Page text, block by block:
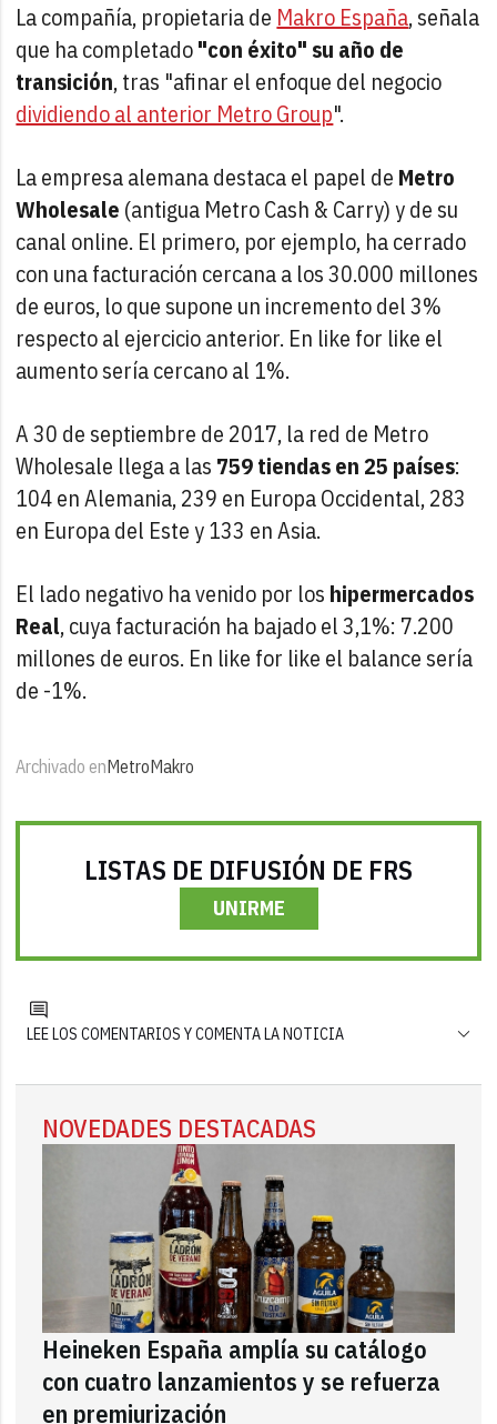
La compañía, propietaria de Makro España, señala
que ha completado"con éxito" su año de
transición, tras "afinar el enfoque del negocio
dividiendo al anterior Metro Group".
La empresa alemana destaca el papel de Metro
Wholesale (antigua Metro Cash & Carry) y de su
canal online. El primero, por ejemplo, ha cerrado
con una facturación cercana a los 30.000 millones
de euros, lo que supone un incremento del 3%
respecto al ejercicio anterior. En like for like el
aumento sería cercano al 1%.
A 30 de septiembre de 2017, la red de Metro
Wholesale llega a las 759 tiendas en 25 países:
104 en Alemania, 239 en Europa Occidental, 283
en Europa del Este y 133 en Asia.
El lado negativo ha venido por los hipermercados
Real, cuya facturación ha bajado el 3,1%: 7.200
millones de euros. En like for like el balance sería
de -1%.
Archivado enMetroMakro
LISTAS DE DIFUSIÓN DE FRS
UNIRME
LEE LOS COMENTARIOS Y COMENTA LA NOTICIA
NOVEDADES DESTACADAS
Heineken España amplía su catálogo
con cuatro lanzamientos y se refuerza
en premiurización